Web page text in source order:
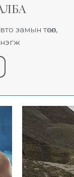
замын төсөл,
нэгж